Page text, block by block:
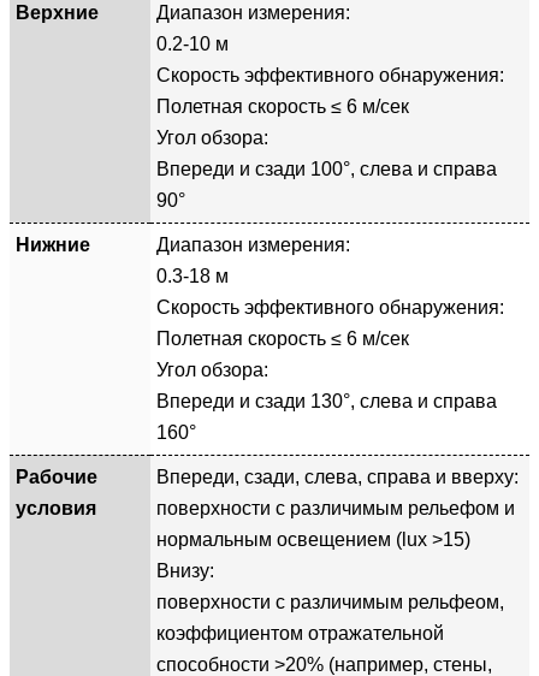
Верхние
Диапазон измерения:
0.2-10 м
Скорость эффективного обнаружения:
Полетная скорость ≤ 6 м/сек
Угол обзора:
Впереди и сзади 100°, слева и справа
90°
Нижние
Диапазон измерения:
0.3-18 м
Скорость эффективного обнаружения:
Полетная скорость ≤ 6 м/сек
Угол обзора:
Впереди и сзади 130°, слева и справа
160°
Рабочие
условия
Впереди, сзади, слева, справа и вверху:
поверхности с различимым рельефом и
нормальным освещением (lux >15)
Внизу:
поверхности с различимым рельфеом,
коэффициентом отражательной
способности >20% (например, стены,